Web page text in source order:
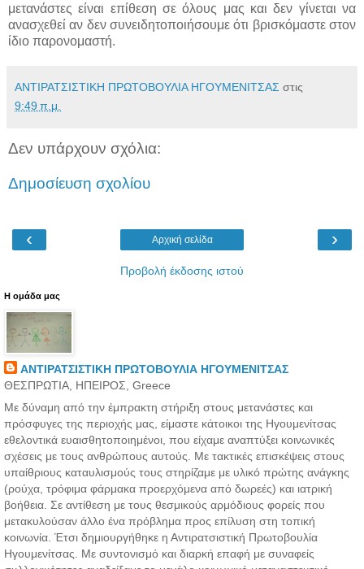
μετανάστες είναι επίθεση σε όλους μας και δεν γίνεται να
ανασχεθεί αν δεν συνειδητοποιήσουμε ότι βρισκόμαστε στον
ίδιο παρονομαστή.
ΑΝΤΙΡΑΤΣΙΣΤΙΚΗ ΠΡΩΤΟΒΟΥΛΙΑ ΗΓΟΥΜΕΝΙΤΣΑΣ στις
9:49 π.μ.
Δεν υπάρχουν σχόλια:
Δημοσίευση σχολίου
‹ ›
Αρχική σελίδα
Προβολή έκδοσης ιστού
H ομάδα μας
ΑΝΤΙΡΑΤΣΙΣΤΙΚΗ ΠΡΩΤΟΒΟΥΛΙΑ ΗΓΟΥΜΕΝΙΤΣΑΣ
ΘΕΣΠΡΩΤΙΑ, ΗΠΕΙΡΟΣ, Greece
Με δύναμη από την έμπρακτη στήριξη στους μετανάστες και
πρόσφυγες της περιοχής μας, είμαστε κάτοικοι της Ηγουμενίτσας
εθελοντικά ευαισθητοποιημένοι, που είχαμε αναπτύξει κοινωνικές
σχέσεις με τους ανθρώπους αυτούς. Με τακτικές επισκέψεις στους
υπαίθριους καταυλισμούς τους στηρίζαμε με υλικό πρώτης ανάγκης
(ρούχα, τρόφιμα φάρμακα προερχόμενα από δωρεές) και ιατρική
βοήθεια. Σε αντίθεση με τους θεσμικούς αρμόδιους φορείς που
μετακυλούσαν άλλο ένα πρόβλημα προς επίλυση στη τοπική
κοινωνία. Έτσι δημιουργήθηκε η Αντιρατσιστική Πρωτοβουλία
Ηγουμενίτσας. Με συντονισμό και διαρκή επαφή με συναφείς